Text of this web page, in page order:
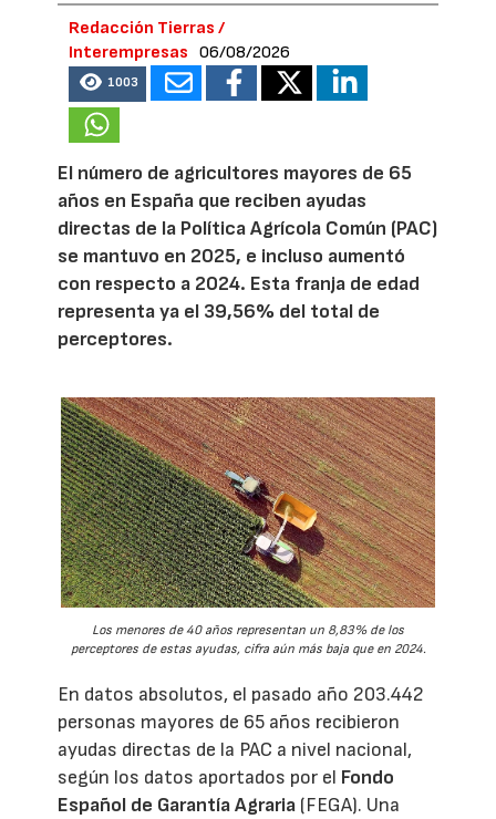
Redacción Tierras /
Interempresas
06/08/2026
1003
El número de agricultores mayores de 65
años en España que reciben ayudas
directas de la Política Agrícola Común (PAC)
se mantuvo en 2025, e incluso aumentó
con respecto a 2024. Esta franja de edad
representa ya el 39,56% del total de
perceptores.
Los menores de 40 años representan un 8,83% de los
perceptores de estas ayudas, cifra aún más baja que en 2024.
En datos absolutos, el pasado año 203.442
personas mayores de 65 años recibieron
ayudas directas de la PAC a nivel nacional,
según los datos aportados por el Fondo
Español de Garantía Agraria (FEGA). Una